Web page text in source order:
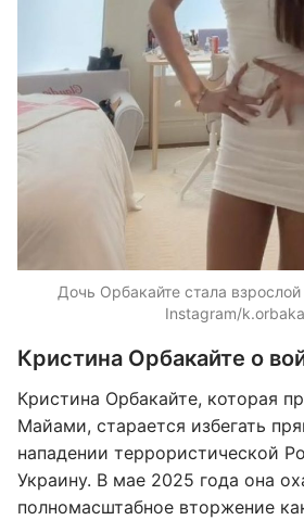
Дочь Орбакайте стала
Instagram/
Кристина Орбакайте о
Кристина Орбакайте, которая
Майами, старается избегать
нападении террористической
Украину. В мае 2025 года она
полномасштабное вторжение